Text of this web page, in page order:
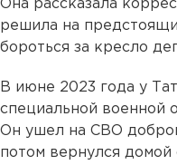
Она рассказала
решила на
бороться за кресло
В июне 2023 года у
специальной военной
Он ушел на СВО
потом вернулся домой